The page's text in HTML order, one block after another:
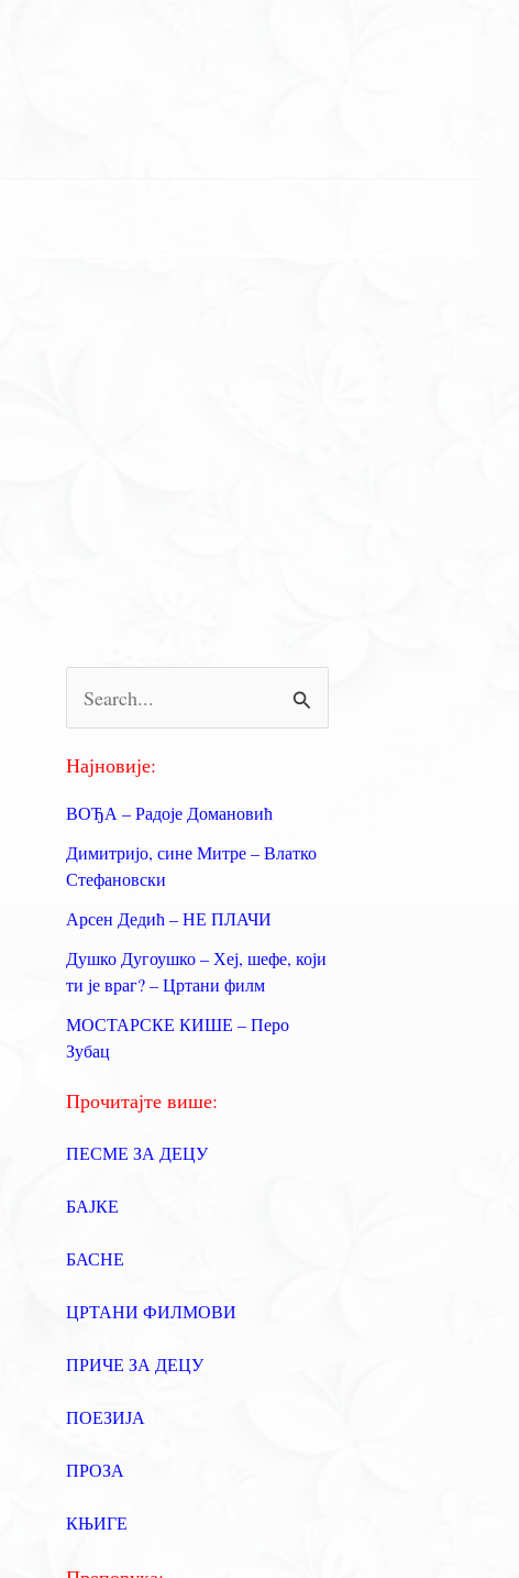
р
а
а
з
:
Најновије:
ВОЂА – Радоје Домановић
Димитријо, сине Митре – Влатко
Стефановски
Арсен Дедић – НЕ ПЛАЧИ
Душко Дугоушко – Хеј, шефе, који
ти је враг? – Цртани филм
МОСТАРСКЕ КИШЕ – Перо
Зубац
Прочитајте више:
ПЕСМЕ ЗА ДЕЦУ
БАЈКЕ
БАСНЕ
ЦРТАНИ ФИЛМОВИ
ПРИЧЕ ЗА ДЕЦУ
ПОЕЗИЈА
ПРОЗА
КЊИГЕ